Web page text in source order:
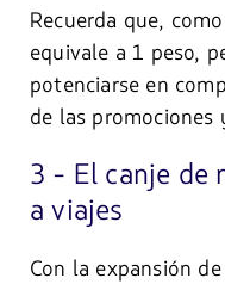
Recuerda que,
equivale a 1 peso,
potenciarse en
de las promociones
3 - El canje de
a viajes
Con la expansión